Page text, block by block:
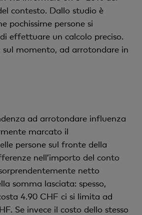
contesto. Dallo studio è
pochissime persone si
effettuare un calcolo preciso.
momento, ad arrotondare in
ad arrotondare influenza
marcato il
persone sul fronte della
nell’importo del conto
netto
somma lasciata: spesso,
4.90 CHF ci si limita ad
Se invece il costo dello stesso